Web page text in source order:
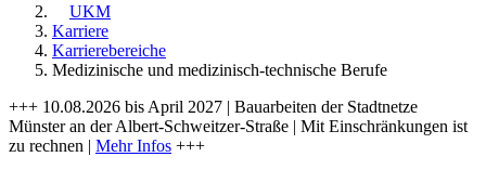
UKM
Karriere
Karrierebereiche
Medizinische und medizinisch-technische Berufe
+++ 10.08.2026 bis April 2027 | Bauarbeiten der Stadtnetze
Münster an der Albert-Schweitzer-Straße | Mit Einschränkungen ist
zu rechnen | Mehr Infos +++